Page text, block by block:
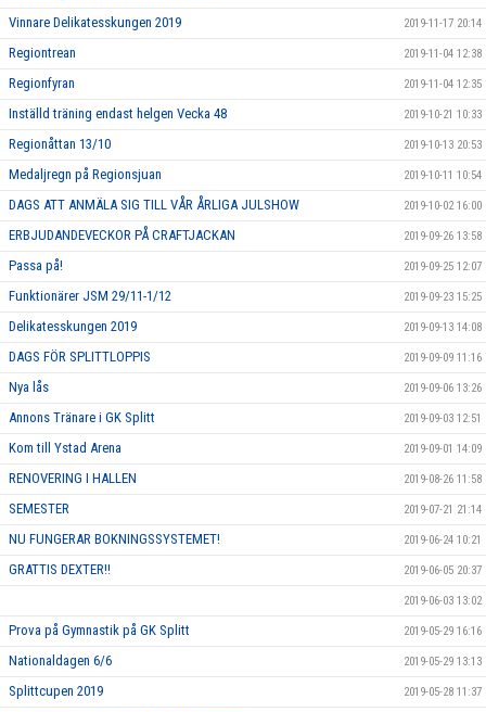
Vinnare Delikatesskungen 2019 2019-11-17 20:14
Regiontrean 2019-11-04 12:38
Regionfyran 2019-11-04 12:35
Inställd träning endast helgen Vecka 48 2019-10-21 10:33
Regionåttan 13/10 2019-10-13 20:53
Medaljregn på Regionsjuan 2019-10-11 10:54
DAGS ATT ANMÄLA SIG TILL VÅR ÅRLIGA JULSHOW 2019-10-02 16:00
ERBJUDANDEVECKOR PÅ CRAFTJACKAN 2019-09-26 13:58
Passa på! 2019-09-25 12:07
Funktionärer JSM 29/11-1/12 2019-09-23 15:25
Delikatesskungen 2019 2019-09-13 14:08
DAGS FÖR SPLITTLOPPIS 2019-09-09 11:16
Nya lås 2019-09-06 13:26
Annons Tränare i GK Splitt 2019-09-03 12:51
Kom till Ystad Arena 2019-09-01 14:09
RENOVERING I HALLEN 2019-08-26 11:58
SEMESTER 2019-07-21 21:14
NU FUNGERAR BOKNINGSSYSTEMET! 2019-06-24 10:21
GRATTIS DEXTER!! 2019-06-05 20:37
2019-06-03 13:02
Prova på Gymnastik på GK Splitt 2019-05-29 16:16
Nationaldagen 6/6 2019-05-29 13:13
Splittcupen 2019 2019-05-28 11:37